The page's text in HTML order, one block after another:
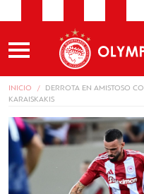
INICIO
DERROTA EN AMISTOSO
KARAISKAKIS